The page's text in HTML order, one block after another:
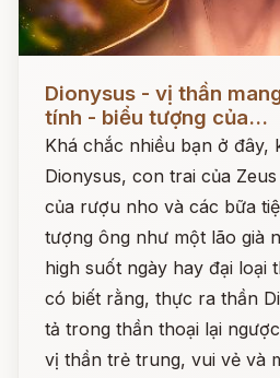
Dionysus - vị thần
tính - biểu tượng của...
Khá chắc nhiều bạn ở đây,
Dionysus, con trai của
của rượu nho và các bữa
tượng ông như một lão già
high suốt ngày hay đại loại
có biết rằng, thực ra thần
tả trong thần thoại lại
vị thần trẻ trung, vui vẻ và